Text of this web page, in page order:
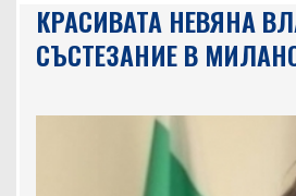
КРАСИВАТА НЕВЯНА
СЪСТЕЗАНИЕ В